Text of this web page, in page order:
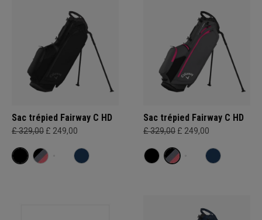
Sac trépied Fairway C HD
£ 329,00 £ 249,00
Sac trépied Fairway C HD
£ 329,00 £ 249,00